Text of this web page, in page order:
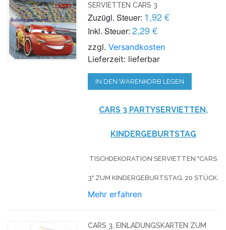
SERVIETTEN CARS 3
Zuzügl. Steuer: 1,92 €
Inkl. Steuer: 2,29 €
zzgl.Versandkosten
Lieferzeit: lieferbar
IN DEN WARENKORB LEGEN
CARS 3 PARTYSERVIETTEN,
KINDERGEBURTSTAG
TISCHDEKORATION SERVIETTEN "CARS
3" ZUM KINDERGEBURTSTAG, 20 STÜCK.
Mehr erfahren
CARS 3, EINLADUNGSKARTEN ZUM